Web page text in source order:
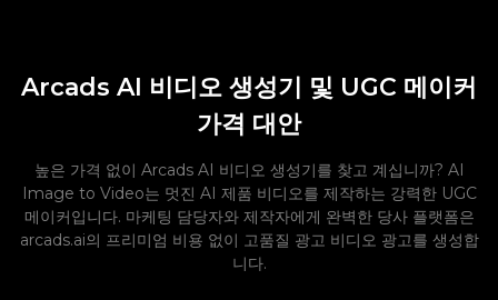
Arcads AI 비디오 생성기 및 UGC 메이커
가격 대안
높은 가격 없이 Arcads AI 비디오 생성기를 찾고 계십니까? AI
Image to Video는 멋진 AI 제품 비디오를 제작하는 강력한 UGC
메이커입니다. 마케팅 담당자와 제작자에게 완벽한 당사 플랫폼은
arcads.ai의 프리미엄 비용 없이 고품질 광고 비디오 광고를 생성합
니다.